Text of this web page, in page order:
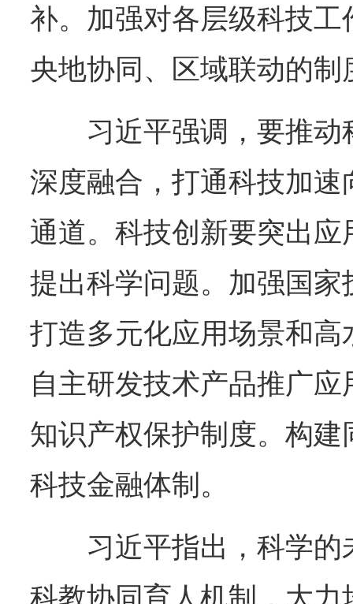
补。加强对各层级科技
央地协同、区域联动的制
习近平强调，要推
深度融合，打通科技加
通道。科技创新要突出
提出科学问题。加强国
打造多元化应用场景和
自主研发技术产品推广
知识产权保护制度。构
科技金融体制。
习近平指出，科学